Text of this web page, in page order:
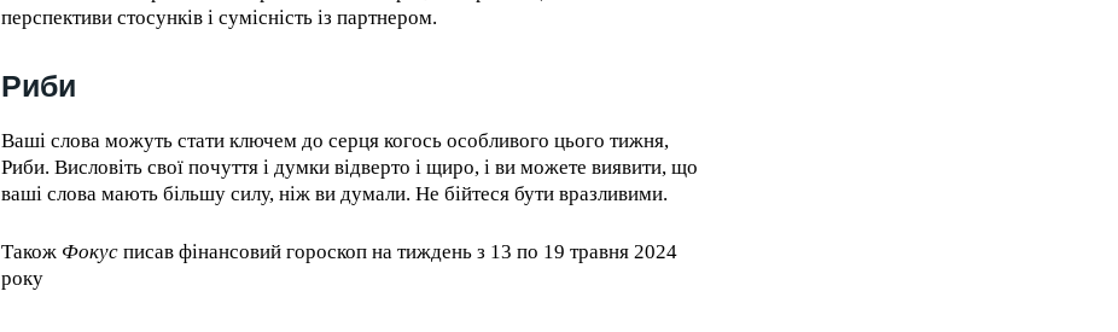
перспективи стосунків і сумісність із партнером.
Риби
Ваші слова можуть стати ключем до серця когось особливого цього тижня,
Риби. Висловіть свої почуття і думки відверто і щиро, і ви можете виявити, що
ваші слова мають більшу силу, ніж ви думали. Не бійтеся бути вразливими.
Також Фокусписав фінансовий гороскоп на тиждень з 13 по 19 травня 2024
року